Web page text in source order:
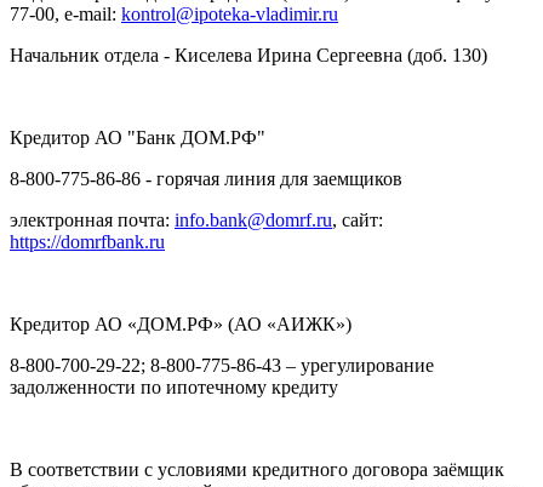
77-00, е-mail: kontrol@ipoteka-vladimir.ru
Начальник отдела - Киселева Ирина Сергеевна (доб. 130)
Кредитор АО "Банк ДОМ.РФ"
8-800-775-86-86 - горячая линия для заемщиков
электронная почта: info.bank@domrf.ru, сайт:
https://domrfbank.ru
Кредитор АО «ДОМ.РФ» (АО «АИЖК»)
8-800-700-29-22; 8-800-775-86-43 – урегулирование
задолженности по ипотечному кредиту
В соответствии с условиями кредитного договора заёмщик